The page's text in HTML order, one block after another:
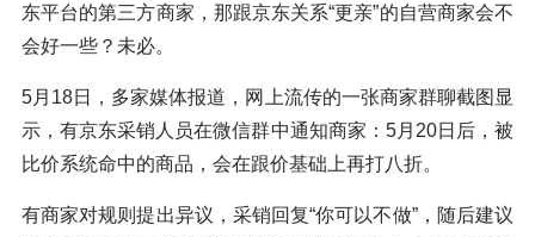
东平台的第三方商家，那跟京东关系“更亲”的自营商家会不
会好一些？未必。
5月18日，多家媒体报道，网上流传的一张商家群聊截图显
示，有京东采销人员在微信群中通知商家：5月20日后，被
比价系统命中的商品，会在跟价基础上再打八折。
有商家对规则提出异议，采销回复“你可以不做”，随后建议